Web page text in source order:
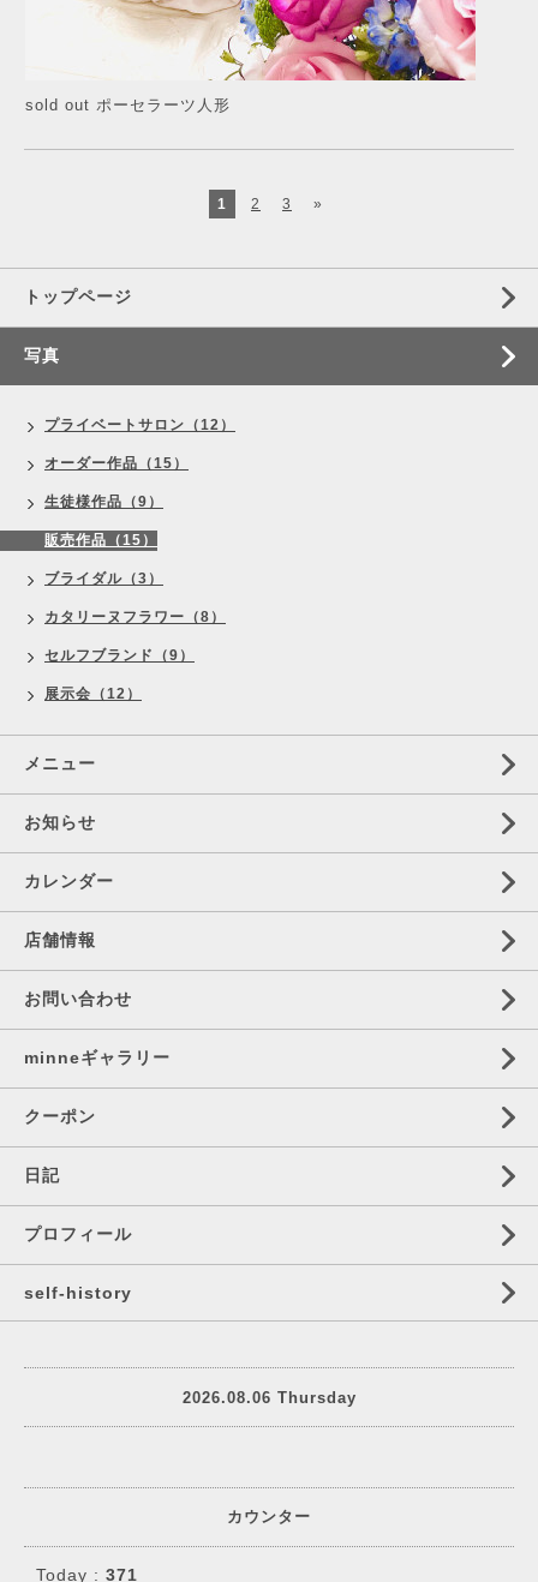
sold out ポーセラーツ人形
1 2 3 »
トップページ
写真
プライベートサロン（12）
オーダー作品（15）
生徒様作品（9）
販売作品（15）
ブライダル（3）
カタリーヌフラワー（8）
セルフブランド（9）
展示会（12）
メニュー
お知らせ
カレンダー
店舗情報
お問い合わせ
minneギャラリー
クーポン
日記
プロフィール
self‐history
2026.08.06 Thursday
カウンター
Today : 371